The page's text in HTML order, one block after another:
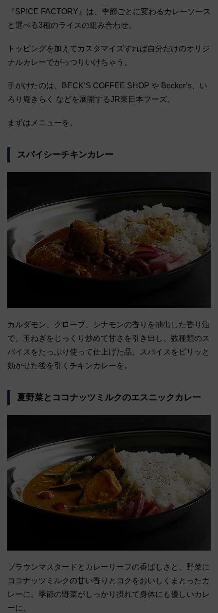
『SPICE FACTORY』は、季節ごとに変わるカレーソース
と選べる3種のライスの組み合わせ。
トッピングを加えてカスタマイズすれば自分だけのオリジ
ナルカレーでがっつりいけちゃう。
手がけたのは、BECK’S COFFEE SHOP や Becker’s、い
ろり庵きらく などを展開するJR東日本フーズ。
まずはメニューを。
スパイシーチキンカレー
カルダモン、クローブ、シナモンの香りを抽出した香り油
で、玉ねぎをじっくり炒めて甘さを引き出し、数種類のス
パイスをたっぷり使って仕上げた品。スパイスをピリッと
効かせた後を引くチキンカレーを。
夏野菜とココナッツミルクのエスニックカレー
ブラウンマスタードとカレーリーフの香ばしさと、野菜に
ココナッツミルクの甘い香りとコクをおいしくまとったカ
レーに。季節の野菜がしっかり摂れて身体にも優しいカレ
ーに。